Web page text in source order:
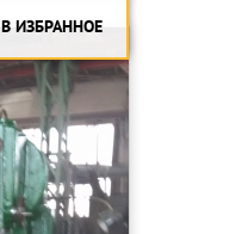
В ИЗБРАННОЕ